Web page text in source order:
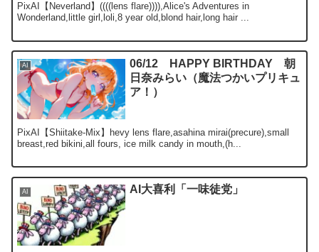
PixAI【Neverland】((((lens flare)))),Alice's Adventures in
Wonderland,little girl,loli,8 year old,blond hair,long hair ...
AI
06/12 HAPPY BIRTHDAY 朝
日奈みらい（魔法つかいプリキュ
ア！）
PixAI【Shiitake-Mix】hevy lens flare,asahina mirai(precure),small
breast,red bikini,all fours, ice milk candy in mouth,(h...
AI AI大喜利「一味徒党」